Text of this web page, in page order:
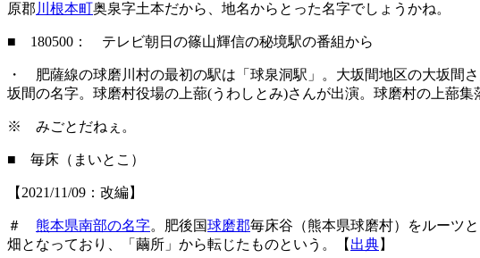
原郡 川根本町奥泉字土本だから、地名からとった名字でしょうかね。
■ 180500： テレビ朝日の篠山輝信の秘境駅の番組から
・ 肥薩線の球磨川村の最初の駅は「球泉洞駅」。大坂間地区の大坂間
坂間の名字。球磨村役場の上蔀(うわしとみ)さんが出演。球磨村の上蔀
※ みごとだねぇ。
■ 毎床（まいとこ）
【2021/11/09：改編】
＃ 熊本県南部の名字。肥後国球磨郡毎床谷（熊本県球磨村）をルーツ
畑となっており、「繭所」から転じたものという。【 出典】